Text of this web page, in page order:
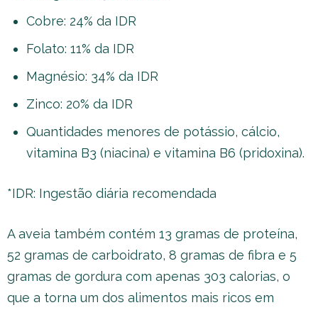
Cobre: 24% da IDR
Folato: 11% da IDR
Magnésio: 34% da IDR
Zinco: 20% da IDR
Quantidades menores de potássio, cálcio,
vitamina B3 (niacina) e vitamina B6 (pridoxina).
*IDR: Ingestão diária recomendada
A aveia também contém 13 gramas de proteína,
52 gramas de carboidrato, 8 gramas de fibra e 5
gramas de gordura com apenas 303 calorias, o
que a torna um dos alimentos mais ricos em